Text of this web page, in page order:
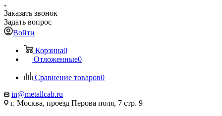
Заказать звонок
Задать вопрос
Войти
Корзина0
Отложенные0
Сравнение товаров0
in@metallcab.ru
г. Москва, проезд Перова поля, 7 стр. 9